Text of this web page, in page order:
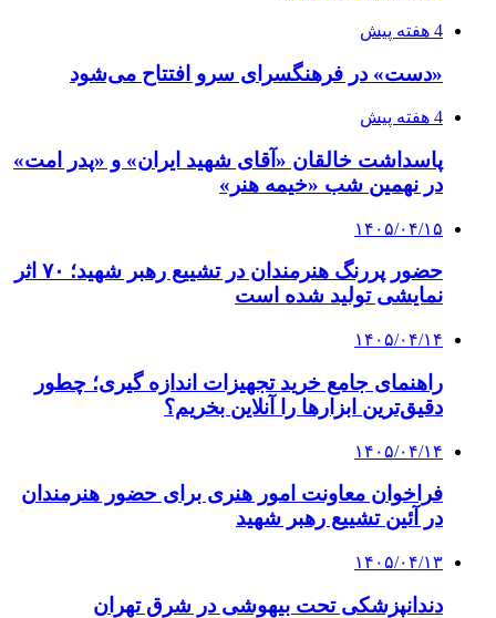
4 هفته پیش
«دست» در فرهنگسرای سرو افتتاح می‌شود
4 هفته پیش
پاسداشت خالقان «آقای شهید ایران» و «پدر امت»
در نهمین شب «خیمه هنر»
۱۴۰۵/۰۴/۱۵
حضور پررنگ هنرمندان در تشییع رهبر شهید؛ ۷۰ اثر
نمایشی تولید شده است
۱۴۰۵/۰۴/۱۴
راهنمای جامع خرید تجهیزات اندازه گیری؛ چطور
دقیق‌ترین ابزارها را آنلاین بخریم؟
۱۴۰۵/۰۴/۱۴
فراخوان معاونت امور هنری برای حضور هنرمندان
در آئین تشییع رهبر شهید
۱۴۰۵/۰۴/۱۳
دندانپزشکی تحت بیهوشی در شرق تهران